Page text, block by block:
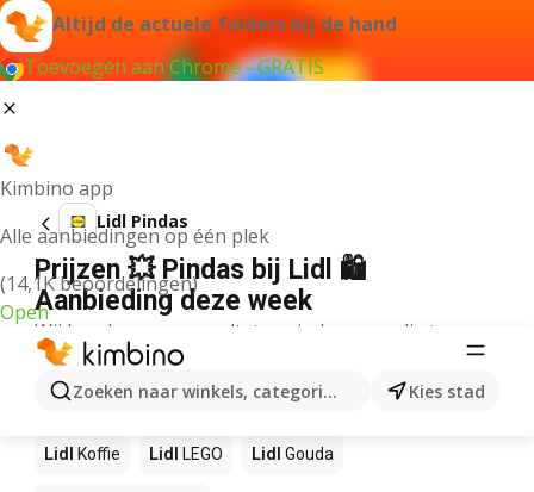
Altijd de actuele folders bij de hand
Toevoegen aan Chrome - GRATIS
Kimbino app
Alle aanbiedingen op één plek
(14,1K beoordelingen)
Open
Zoeken naar winkels, categorieën, producten...
Kies stad
Lidl Pindas
Prijzen 💥 Pindas bij Lidl 🛍️
Aanbieding deze week
Wij konden geen resultaten vinden voor die term.
Andere producten in winkels Lidl
Lidl Lidl Sushi Mango
Lidl Koffie Lidl LEGO Lidl Gouda